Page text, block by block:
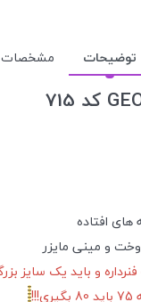
توضیحات مشخصات
افتاده
و مینی مایزر
و باید یک سایز